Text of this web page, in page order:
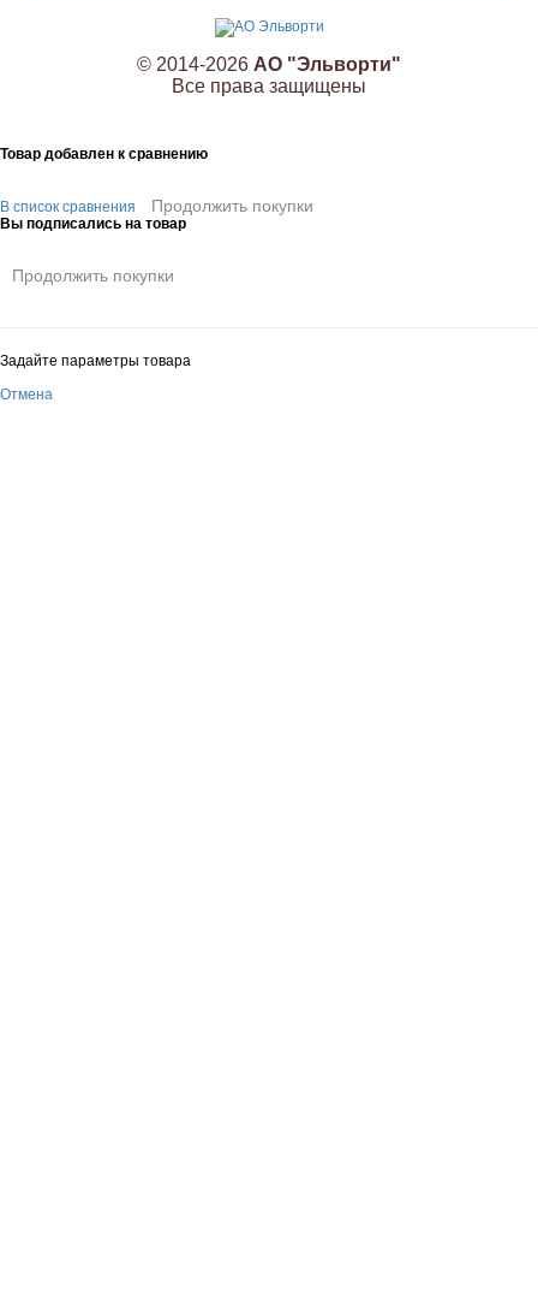
© 2014-2026 АО "Эльворти"
Все права защищены
Товар добавлен к сравнению
В список сравнения Продолжить покупки
Вы подписались на товар
Продолжить покупки
Задайте параметры товара
Отмена